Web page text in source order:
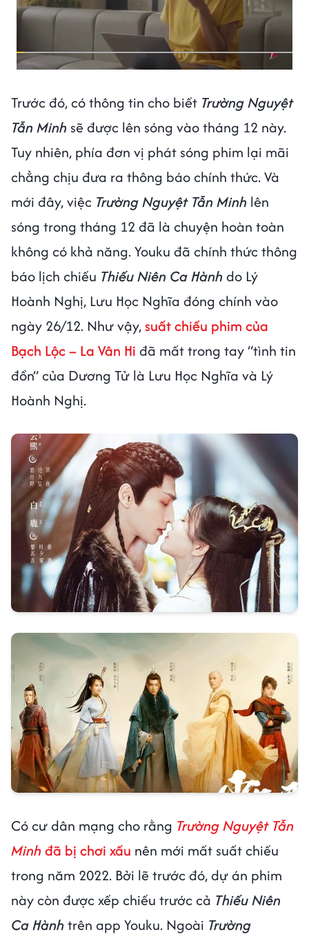
Trước đó, có thông tin cho biết Trường Nguyệt
Tẫn Minh sẽ được lên sóng vào tháng 12 này.
Tuy nhiên, phía đơn vị phát sóng phim lại mãi
chẳng chịu đưa ra thông báo chính thức. Và
mới đây, việc Trường Nguyệt Tẫn Minh lên
sóng trong tháng 12 đã là chuyện hoàn toàn
không có khả năng. Youku đã chính thức thông
báo lịch chiếu Thiếu Niên Ca Hành do Lý
Hoành Nghị, Lưu Học Nghĩa đóng chính vào
ngày 26/12. Như vậy, suất chiếu phim của
Bạch Lộc – La Vân Hi đã mất trong tay “tình tin
đồn” của Dương Tử là Lưu Học Nghĩa và Lý
Hoành Nghị.
Có cư dân mạng cho rằng Trường Nguyệt Tẫn
Minh đã bị chơi xấu nên mới mất suất chiếu
trong năm 2022. Bởi lẽ trước đó, dự án phim
này còn được xếp chiếu trước cả Thiếu Niên
Ca Hành trên app Youku. Ngoài Trường